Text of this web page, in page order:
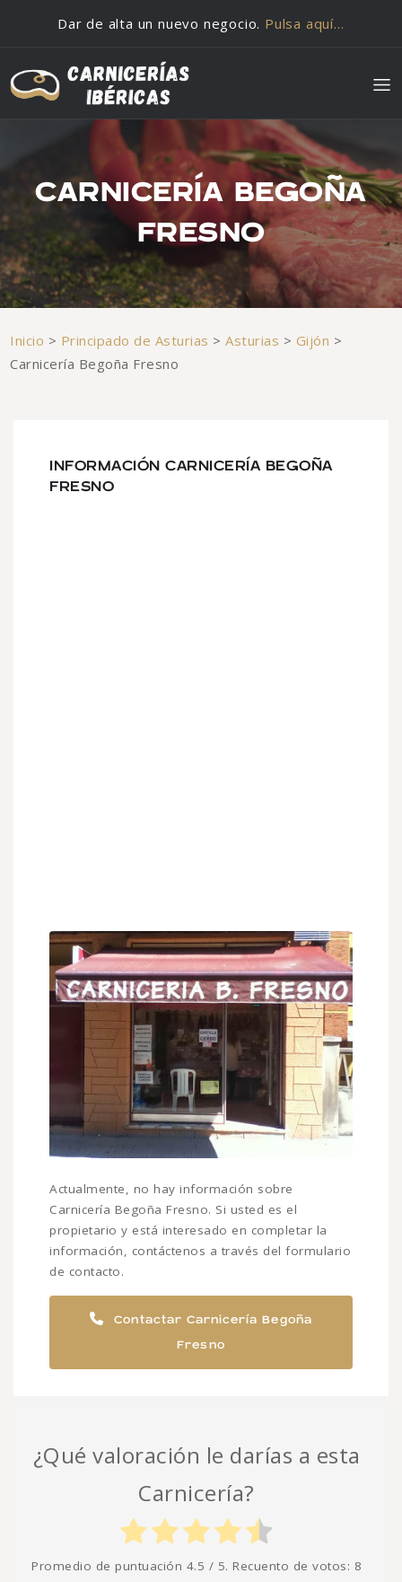
Dar de alta un nuevo negocio. Pulsa aquí…
CARNICERÍA BEGOÑA
FRESNO
Inicio > Principado de Asturias >Asturias > Gijón >
Carnicería Begoña Fresno
INFORMACIÓN CARNICERÍA BEGOÑA
FRESNO
Actualmente, no hay información sobre
Carnicería Begoña Fresno. Si usted es el
propietario y está interesado en completar la
información, contáctenos a través del formulario
de contacto.
Contactar Carnicería Begoña
Fresno
¿Qué valoración le darías a esta
Carnicería?
Promedio de puntuación 4.5 / 5. Recuento de votos: 8